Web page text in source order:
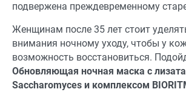
подвержена преждевременному
Женщинам после 35 лет стоит
внимания ночному уходу, чтобы у
возможность восстановиться.
Обновляющая ночная маска с
Saccharomyces и комплексом